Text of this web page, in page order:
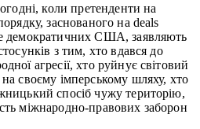
коли претенденти на
заснованого на deals
демократичних США, заявляють
з тим, хто вдався до
агресії, хто руйнує світовий
своєму імперському шляху, хто
спосіб чужу територію,
міжнародно-правових заборон